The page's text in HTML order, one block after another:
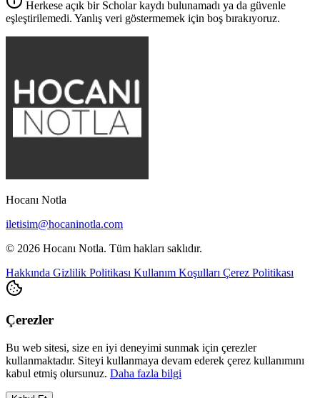
Herkese açık bir Scholar kaydı bulunamadı ya da güvenle
eşleştirilemedi. Yanlış veri göstermemek için boş bırakıyoruz.
Hocanı Notla
iletisim@hocaninotla.com
© 2026 Hocanı Notla. Tüm hakları saklıdır.
Hakkında Gizlilik Politikası Kullanım Koşulları Çerez Politikası
Çerezler
Bu web sitesi, size en iyi deneyimi sunmak için çerezler
kullanmaktadır. Siteyi kullanmaya devam ederek çerez kullanımını
kabul etmiş olursunuz. Daha fazla bilgi